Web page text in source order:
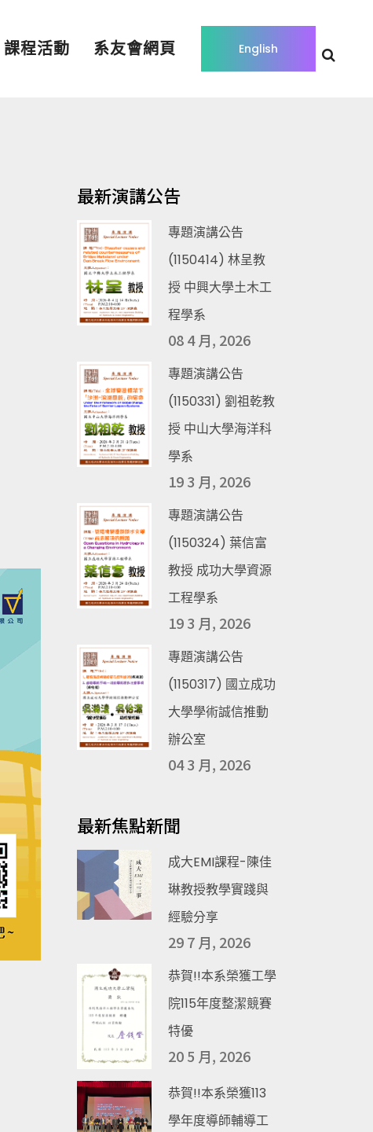
English
課程活動 系友會網頁
最新演講公告
專題演講公告
(1150414) 林呈教
授 中興大學土木工
程學系
08 4 月, 2026
專題演講公告
(1150331) 劉祖乾教
授 中山大學海洋科
學系
19 3 月, 2026
專題演講公告
(1150324) 葉信富
教授 成功大學資源
工程學系
19 3 月, 2026
專題演講公告
(1150317) 國立成功
大學學術誠信推動
辦公室
04 3 月, 2026
最新焦點新聞
成大EMI課程-陳佳
琳教授教學實踐與
經驗分享
29 7 月, 2026
恭賀!!本系榮獲工學
院115年度整潔競賽
特優
20 5 月, 2026
恭賀!!本系榮獲113
學年度導師輔導工